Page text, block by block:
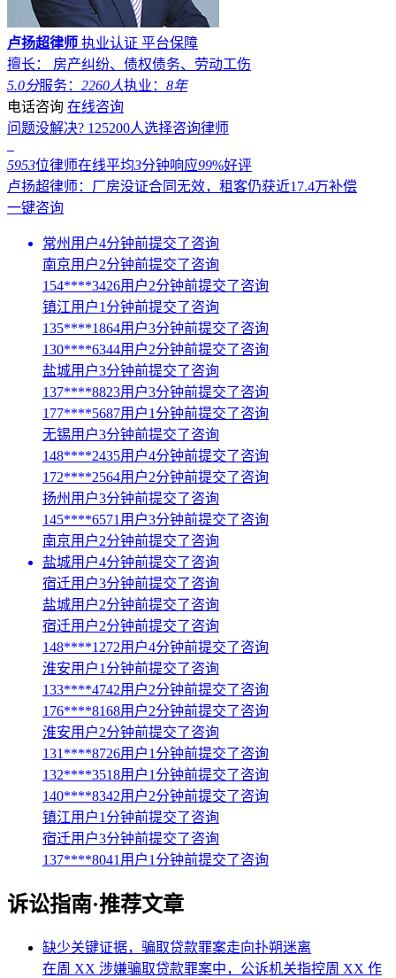
卢扬超律师 执业认证 平台保障
擅长： 房产纠纷、债权债务、劳动工伤
5.0分服务： 2260人执业： 8年
电话咨询 在线咨询
问题没解决? 125200人选择咨询律师
5953位律师在线平均3分钟响应99%好评
卢扬超律师：厂房没证合同无效，租客仍获近17.4万补偿
一键咨询
常州用户4分钟前提交了咨询
南京用户2分钟前提交了咨询
154****3426用户2分钟前提交了咨询
镇江用户1分钟前提交了咨询
135****1864用户3分钟前提交了咨询
130****6344用户2分钟前提交了咨询
盐城用户3分钟前提交了咨询
137****8823用户3分钟前提交了咨询
177****5687用户1分钟前提交了咨询
无锡用户3分钟前提交了咨询
148****2435用户4分钟前提交了咨询
172****2564用户2分钟前提交了咨询
扬州用户3分钟前提交了咨询
145****6571用户3分钟前提交了咨询
南京用户2分钟前提交了咨询
盐城用户4分钟前提交了咨询
宿迁用户3分钟前提交了咨询
盐城用户2分钟前提交了咨询
宿迁用户2分钟前提交了咨询
148****1272用户4分钟前提交了咨询
淮安用户1分钟前提交了咨询
133****4742用户2分钟前提交了咨询
176****8168用户2分钟前提交了咨询
淮安用户2分钟前提交了咨询
131****8726用户1分钟前提交了咨询
132****3518用户1分钟前提交了咨询
140****8342用户2分钟前提交了咨询
镇江用户1分钟前提交了咨询
宿迁用户3分钟前提交了咨询
137****8041用户1分钟前提交了咨询
诉讼指南·推荐文章
缺少关键证据，骗取贷款罪案走向扑朔迷离
在周 XX 涉嫌骗取贷款罪案中，公诉机关指控周 XX 作